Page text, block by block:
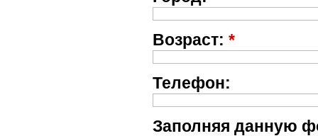
Возраст: *
Телефон:
Заполняя данную